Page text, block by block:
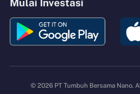
Mulai Investasi
© 2026 PT Tumbuh Bersama Nano.